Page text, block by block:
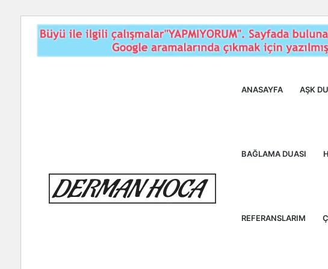
ANASAYFA AŞK
BAĞLAMA DUASI
REFERANSLARIM